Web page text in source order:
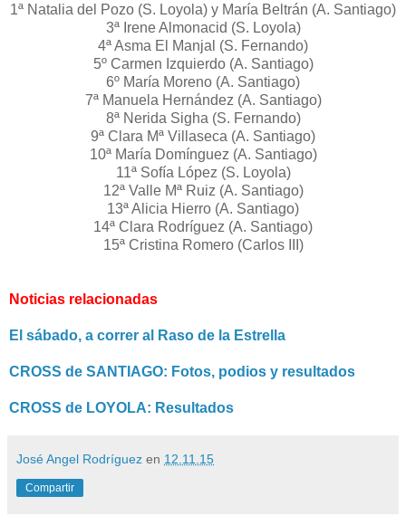
1ª Natalia del Pozo (S. Loyola) y María Beltrán (A. Santiago)
3ª Irene Almonacid (S. Loyola)
4ª Asma El Manjal (S. Fernando)
5º Carmen Izquierdo (A. Santiago)
6º María Moreno (A. Santiago)
7ª Manuela Hernández (A. Santiago)
8ª Nerida Sigha (S. Fernando)
9ª Clara Mª Villaseca (A. Santiago)
10ª María Domínguez (A. Santiago)
11ª Sofía López (S. Loyola)
12ª Valle Mª Ruiz (A. Santiago)
13ª Alicia Hierro (A. Santiago)
14ª Clara Rodríguez (A. Santiago)
15ª Cristina Romero (Carlos III)
Noticias relacionadas
El sábado, a correr al Raso de la Estrella
CROSS de SANTIAGO: Fotos, podios y resultados
CROSS de LOYOLA: Resultados
José Angel Rodríguez en 12.11.15
Compartir